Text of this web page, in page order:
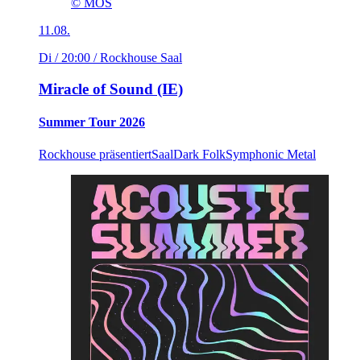
© MOS
11.08.
Di / 20:00 / Rockhouse Saal
Miracle of Sound (IE)
Summer Tour 2026
Rockhouse präsentiertSaalDark FolkSymphonic Metal